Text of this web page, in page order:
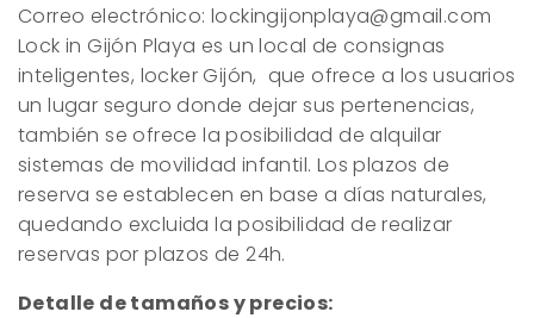
Correo electrónico: lockingijonplaya@gmail.com
Lock in Gijón Playa es un local de consignas
inteligentes, locker Gijón, que ofrece a los usuarios
un lugar seguro donde dejar sus pertenencias,
también se ofrece la posibilidad de alquilar
sistemas de movilidad infantil. Los plazos de
reserva se establecen en base a días naturales,
quedando excluida la posibilidad de realizar
reservas por plazos de 24h.
Detalle de tamaños y precios: